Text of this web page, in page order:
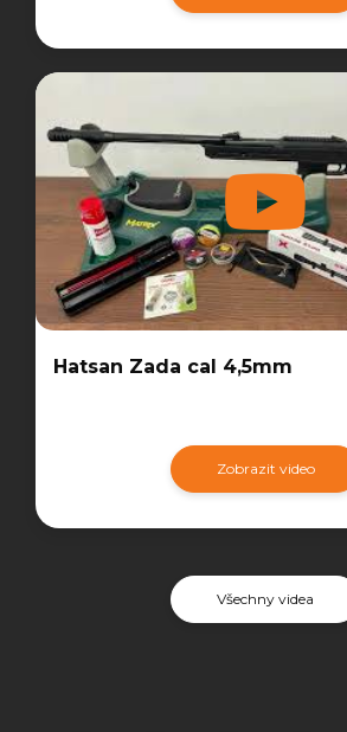
Hatsan Zada cal 4,5mm
Zobrazit video
Všechny videa